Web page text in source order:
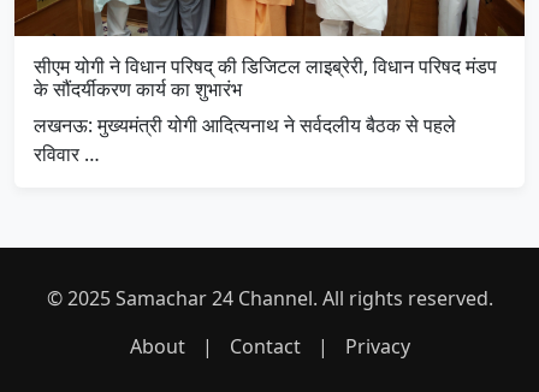
सीएम योगी ने विधान परिषद् की डिजिटल लाइब्रेरी, विधान परिषद मंडप
के सौंदर्यीकरण कार्य का शुभारंभ
लखनऊ: मुख्यमंत्री योगी आदित्यनाथ ने सर्वदलीय बैठक से पहले
रविवार …
© 2025 Samachar 24 Channel. All rights reserved.
About
| Contact | Privacy